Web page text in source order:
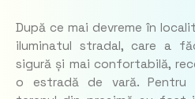
După ce mai devreme în
iluminatul stradal, care a
sigură și mai confortabilă,
o estradă de vară. Pentru